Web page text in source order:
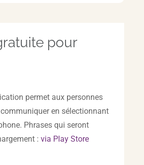
pour
permet aux personnes
en sélectionnant
Phrases qui seront
: via Play Store